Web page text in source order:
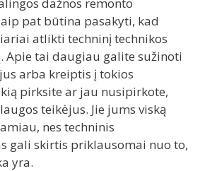
pat būtina pasakyti, kad
atlikti techninį technikos
Apie tai daugiau galite sužinoti
arba kreiptis į tokios
pirksite ar jau nusipirkote,
teikėjus. Jie jums viską
nes techninis
gali skirtis priklausomai nuo to,
yra.